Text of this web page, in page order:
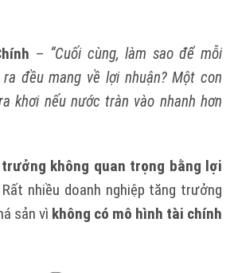
– “Cuối cùng, làm sao để mỗi
đều mang về lợi nhuận? Một con
khơi nếu nước tràn vào nhanh hơn
trưởng không quan trọng bằng lợi
Rất nhiều doanh nghiệp tăng trưởng
sản vì không có mô hình tài chính